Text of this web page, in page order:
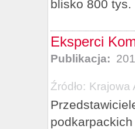
blisko 800 tys.
Eksperci
Publikacja:
Źródło: Krajowa